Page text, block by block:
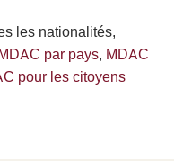
les nationalités,
par pays, MDAC
pour les citoyens